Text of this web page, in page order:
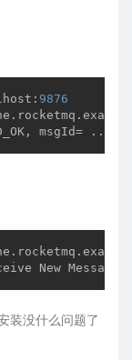
9876
msgId= ...
New
装没什么问题了